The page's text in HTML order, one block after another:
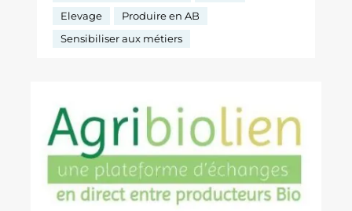
Elevage
Produire en AB
Sensibiliser aux métiers